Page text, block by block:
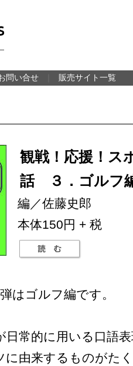
問い合せ 販売サイト一覧
観戦！応援！ス
話 ３．ゴルフ
編／佐藤史郎
本体150円 + 税
はゴルフ編です。
日常的に用いる口語
に由来するものがた